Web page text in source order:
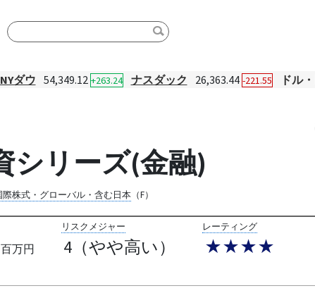
NYダウ 54,349.12 +263.24 ナスダック 26,363.44 -221.55 ドル
シリーズ(金融)
際株式・グローバル・含む日本（F）
百万円
リスクメジャー
4（やや高い）
レーティング
★★★★